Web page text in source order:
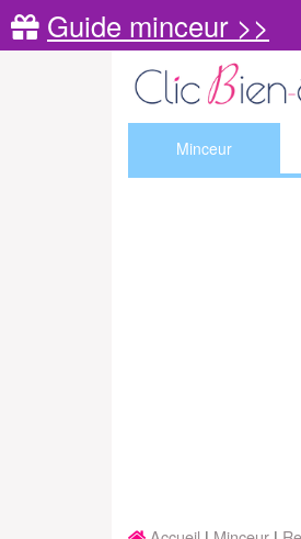
Guide minceur >>
Minceur